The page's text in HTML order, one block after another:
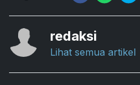
redaksi
Lihat semua artikel